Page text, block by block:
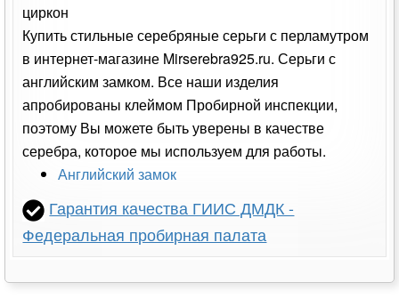
циркон
Купить стильные серебряные серьги с перламутром
в интернет-магазине Mirserebra925.ru. Серьги с
английским замком. Все наши изделия
апробированы клеймом Пробирной инспекции,
поэтому Вы можете быть уверены в качестве
серебра, которое мы используем для работы.
Английский замок
Гарантия качества ГИИС ДМДК -
Федеральная пробирная палата